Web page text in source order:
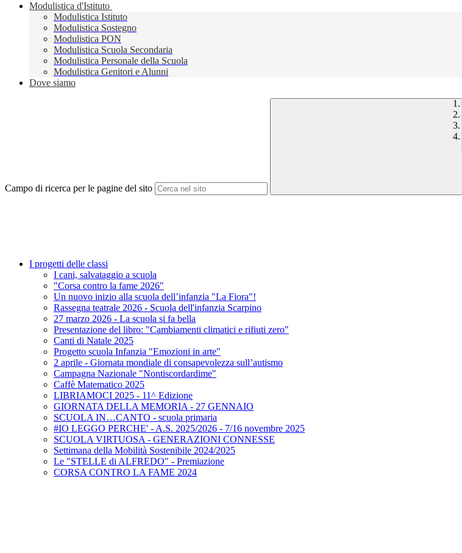
Modulistica d'Istituto
Modulistica Istituto
Modulistica Sostegno
Modulistica PON
Modulistica Scuola Secondaria
Modulistica Personale della Scuola
Modulistica Genitori e Alunni
Dove siamo
Campo di ricerca per le pagine del sito
I progetti delle classi
I cani, salvataggio a scuola
"Corsa contro la fame 2026"
Un nuovo inizio alla scuola dell’infanzia "La Fiora"!
Rassegna teatrale 2026 - Scuola dell'infanzia Scarpino
27 marzo 2026 - La scuola si fa bella
Presentazione del libro: "Cambiamenti climatici e rifiuti zero"
Canti di Natale 2025
Progetto scuola Infanzia "Emozioni in arte"
2 aprile - Giornata mondiale di consapevolezza sull’autismo
Campagna Nazionale "Nontiscordardime"
Caffè Matematico 2025
LIBRIAMOCI 2025 - 11^ Edizione
GIORNATA DELLA MEMORIA - 27 GENNAIO
SCUOLA IN…CANTO - scuola primaria
#IO LEGGO PERCHE' - A.S. 2025/2026 - 7/16 novembre 2025
SCUOLA VIRTUOSA - GENERAZIONI CONNESSE
Settimana della Mobilità Sostenibile 2024/2025
Le "STELLE di ALFREDO" - Premiazione
CORSA CONTRO LA FAME 2024